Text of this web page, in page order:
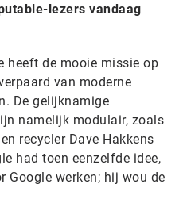
lezers vandaag
heeft de mooie missie op
van moderne
De gelijknamige
namelijk modulair, zoals
recycler Dave Hakkens
had toen eenzelfde idee,
Google werken; hij wou de